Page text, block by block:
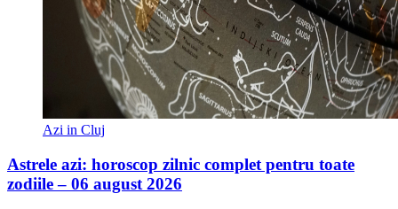
Azi in Cluj
Astrele azi: horoscop zilnic complet pentru toate
zodiile – 06 august 2026